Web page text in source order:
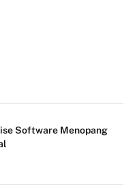
Software Menopang